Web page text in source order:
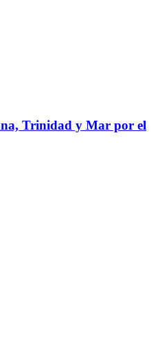
Trinidad y Mar por el